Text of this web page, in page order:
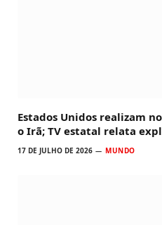
Estados Unidos realizam
o Irã; TV estatal relata
17 DE JULHO DE 2026 MUNDO